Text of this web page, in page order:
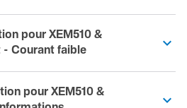
pour XEM510 &
- Courant faible
pour XEM510 &